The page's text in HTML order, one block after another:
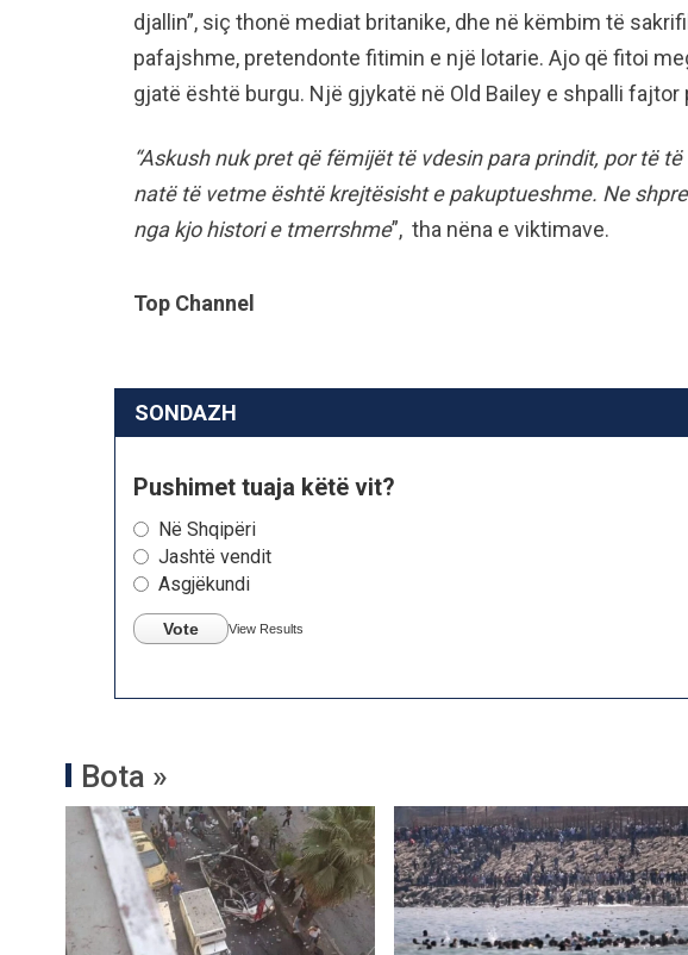
djallin”, siç thonë mediat britanike, dhe në këmbim të
pafajshme, pretendonte fitimin e një lotarie. Ajo që fitoi
gjatë është burgu. Një gjykatë në Old Bailey e shpalli fajtor
“Askush nuk pret që fëmijët të vdesin para prindit, por të
natë të vetme është krejtësisht e pakuptueshme. Ne
nga kjo histori e tmerrshme”, tha nëna e viktimave.
Top Channel
SONDAZH
Pushimet tuaja këtë vit?
Në Shqipëri
Jashtë vendit
Asgjëkundi
Vote View Results
Bota »